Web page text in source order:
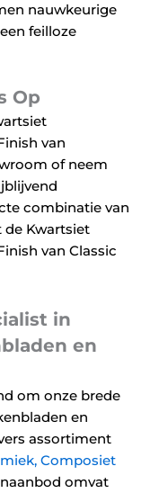
nauwkeurige
feilloze
Op
van
of neem
combinatie van
Kwartsiet
van Classic
in
en
om onze brede
en
assortiment
Composiet
omvat